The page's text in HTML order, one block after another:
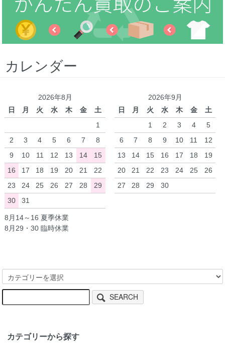
カレンダー
2026年8月
日
月 火 水 木 金
土
1
2
3 4 5 6 7
8
9
10 11 12 13 14
15
16
17 18 19 20 21
22
23
24 25 26 27 28
29
30
31
2026年9月
日
月 火 水 木 金
土
1
2 3 4
5
6
7 8 9 10 11
12
13
14 15 16 17 18
19
20
21 22 23 24 25
26
27
28 29 30
8月14～16 夏季休業
8月29・30 臨時休業
SEARCH
カテゴリーから探す